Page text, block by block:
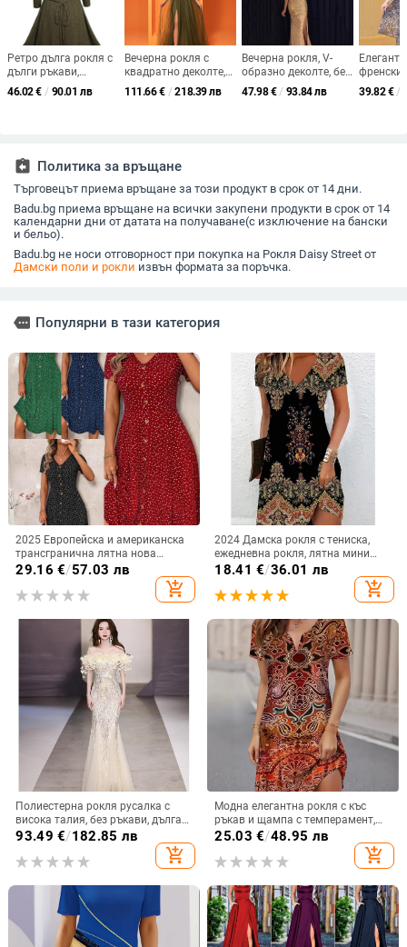
Ретро дълга рокля с
дълги ръкави,
пухкави вложки и
яка‑кукла, плат
отпред
46.02€ / 90.01 лв
Вечерна рокля с
квадратно деколте,
висока талия,
странична цепка,
111.66€ / 218.39 лв
Вечерна рокля, V-
образно деколте, без
ръкави, висока
талия, дълга
47.98€ / 93.84 лв
френски
ръкав,
миди
39.82€ /
assignment_return Политика за връщане
Търговецът приема връщане за този продукт в срок от 14 дни.
Badu.bg приема връщане на всички закупени продукти в срок от 14
календарни дни от датата на получаване(с изключение на бански
и бельо).
Badu.bg не носи отговорност при покупка на Рокля Daisy Street от
Дамски поли и рокли извън формата за поръчка.
more Популярни в тази категория
2025 Европейска и американска
трансгранична лятна нова
модна дамска рокля на точки,
закопчано с къс ръкав на точки
29.16 €/57.03 лв
add_shopping_cart
2024 Дамска рокля с тениска,
ежедневна рокля, лятна мини
рокля с флорален принт и V-
18.41 €/36.01 лв
add_shopping_cart
Полиестерна рокля русалка с
висока талия, без ръкави, дълга
пола
93.49 €/182.85 лв
add_shopping_cart
Модна елегантна рокля с къс
ръкав и щампа с темперамент,
дамска нова рокля с къс ръкав,
25.03 €/48.95 лв
add_shopping_cart